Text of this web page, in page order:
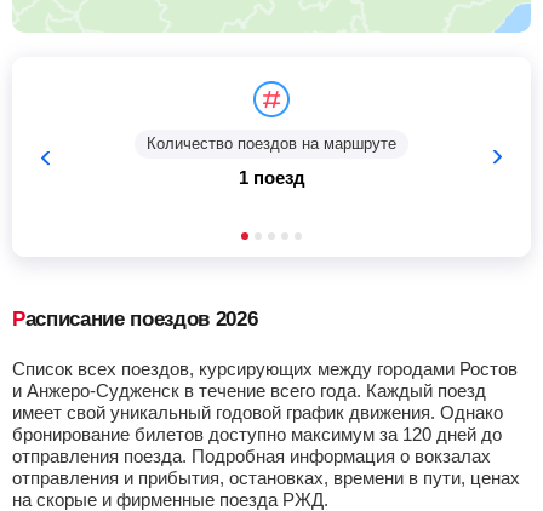
Количество поездов на маршруте
1 поезд
Расписание поездов 2026
Список всех поездов, курсирующих между городами Ростов
и Анжеро-Судженск в течение всего года. Каждый поезд
имеет свой уникальный годовой график движения. Однако
бронирование билетов доступно максимум за 120 дней до
отправления поезда. Подробная информация о вокзалах
отправления и прибытия, остановках, времени в пути, ценах
на скорые и фирменные поезда РЖД.